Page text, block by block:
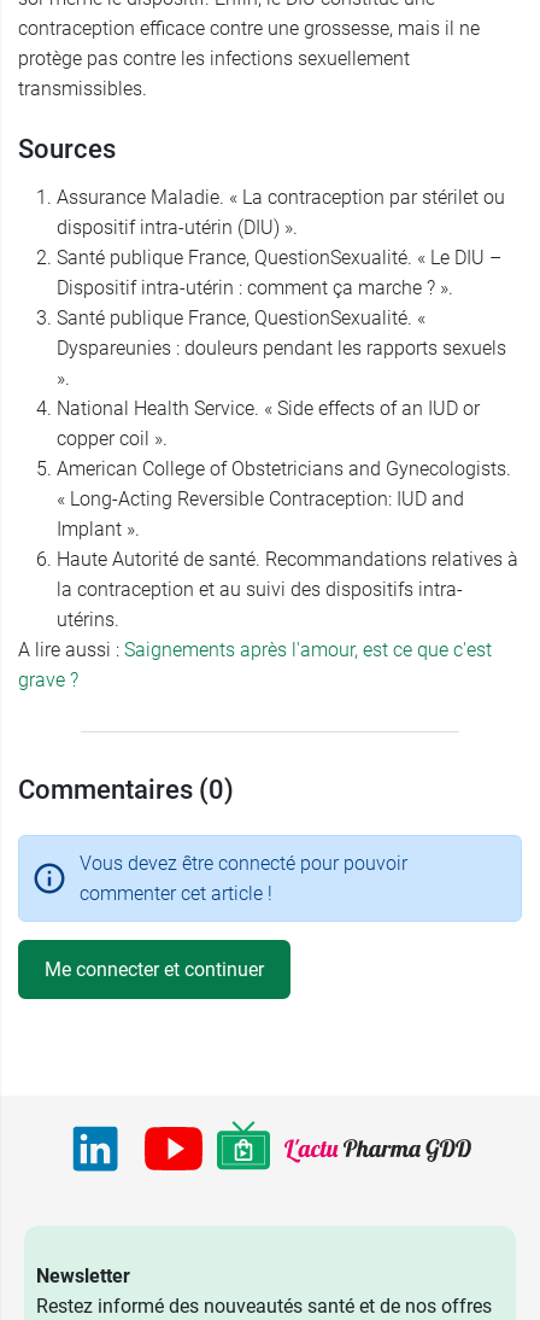
contraception efficace contre une grossesse, mais il ne
protège pas contre les infections sexuellement
transmissibles.
Sources
Assurance Maladie. « La contraception par stérilet ou
dispositif intra-utérin (DIU) ».
Santé publique France, QuestionSexualité. « Le DIU –
Dispositif intra-utérin : comment ça marche ? ».
Santé publique France, QuestionSexualité. «
Dyspareunies : douleurs pendant les rapports sexuels
».
National Health Service. « Side effects of an IUD or
copper coil ».
American College of Obstetricians and Gynecologists.
« Long-Acting Reversible Contraception: IUD and
Implant ».
Haute Autorité de santé. Recommandations relatives à
la contraception et au suivi des dispositifs intra-
utérins.
A lire aussi : Saignements après l'amour, est ce que c'est
grave ?
Commentaires (0)
Vous devez être connecté pour pouvoir
commenter cet article !
Me connecter et continuer
Newsletter
Restez informé des nouveautés santé et de nos offres